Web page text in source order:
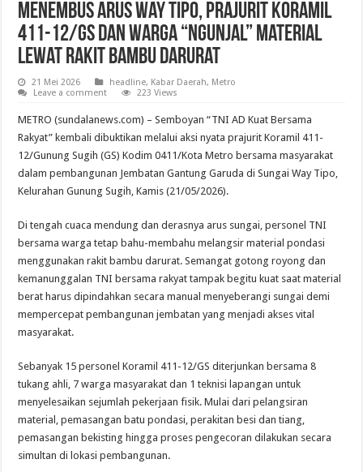
Menembus Arus Way Tipo, Prajurit Koramil
411-12/GS dan Warga “Ngunjal” Material
Lewat Rakit Bambu Darurat
21 Mei 2026 headline, Kabar Daerah, Metro
Leave a comment
223 Views
METRO (sundalanews.com) – Semboyan “TNI AD Kuat Bersama
Rakyat” kembali dibuktikan melalui aksi nyata prajurit Koramil 411-
12/Gunung Sugih (GS) Kodim 0411/Kota Metro bersama masyarakat
dalam pembangunan Jembatan Gantung Garuda di Sungai Way Tipo,
Kelurahan Gunung Sugih, Kamis (21/05/2026).
Di tengah cuaca mendung dan derasnya arus sungai, personel TNI
bersama warga tetap bahu-membahu melangsir material pondasi
menggunakan rakit bambu darurat. Semangat gotong royong dan
kemanunggalan TNI bersama rakyat tampak begitu kuat saat material
berat harus dipindahkan secara manual menyeberangi sungai demi
mempercepat pembangunan jembatan yang menjadi akses vital
masyarakat.
Sebanyak 15 personel Koramil 411-12/GS diterjunkan bersama 8
tukang ahli, 7 warga masyarakat dan 1 teknisi lapangan untuk
menyelesaikan sejumlah pekerjaan fisik. Mulai dari pelangsiran
material, pemasangan batu pondasi, perakitan besi dan tiang,
pemasangan bekisting hingga proses pengecoran dilakukan secara
simultan di lokasi pembangunan.